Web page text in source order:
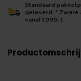
Standaard
geleverd. * Zware
vanaf €999,-)